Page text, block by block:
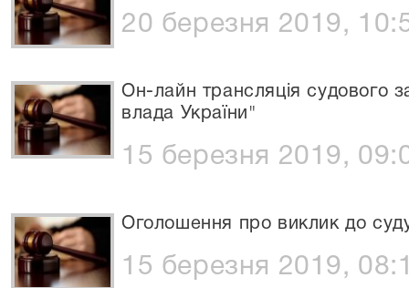
20 березня 2019,
Он-лайн трансляція судового
влада України"
15 березня 2019,
Оголошення про виклик до
15 березня 2019,